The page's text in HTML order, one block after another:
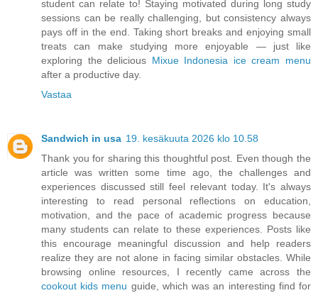
student can relate to! Staying motivated during long study
sessions can be really challenging, but consistency always
pays off in the end. Taking short breaks and enjoying small
treats can make studying more enjoyable — just like
exploring the delicious Mixue Indonesia ice cream menu
after a productive day.
Vastaa
Sandwich in usa 19. kesäkuuta 2026 klo 10.58
Thank you for sharing this thoughtful post. Even though the
article was written some time ago, the challenges and
experiences discussed still feel relevant today. It's always
interesting to read personal reflections on education,
motivation, and the pace of academic progress because
many students can relate to these experiences. Posts like
this encourage meaningful discussion and help readers
realize they are not alone in facing similar obstacles. While
browsing online resources, I recently came across the
cookout kids menu guide, which was an interesting find for